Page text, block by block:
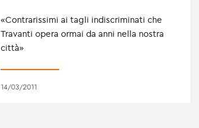
«Contrarissimi ai tagli indiscriminati che
Travanti opera ormai da anni nella nostra
città»
14/03/2011